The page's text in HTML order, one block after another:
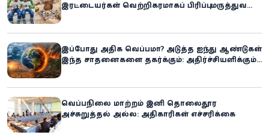
இரட்டையர்கள் வெற்றிகரமாகப் பிரிப்பு: மருத்துவ
இப்போது அதிக வெப்பமா? அடுத்த ஐந்து ஆண்டுகள்
இந்த சாதனைகளை தகர்க்கும்: அதிர்ச்சியளிக்கும்
வெப்பநிலை மாற்றம் இனி தொலைதூர
அச்சுறுத்தல் அல்ல: அதிகாரிகள் எச்சரிக்கை